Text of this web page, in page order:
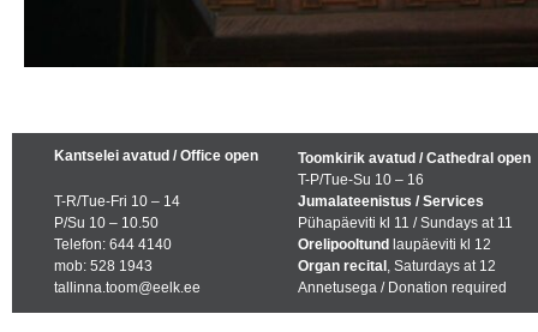
Kantselei avatud / Office open
T-R/Tue-Fri 10 – 14
P/Su 10 – 10.50
Telefon: 644 4140
mob: 528 1943
tallinna.toom@eelk.ee
Toomkirik avatud / Cathedral open
T-P/Tue-Su 10 – 16
Jumalateenistus / Services
Pühapäeviti kl 11 / Sundays at 11
Orelipooltund laupäeviti kl 12
Organ recital , Saturdays at 12
Annetusega / Donation required